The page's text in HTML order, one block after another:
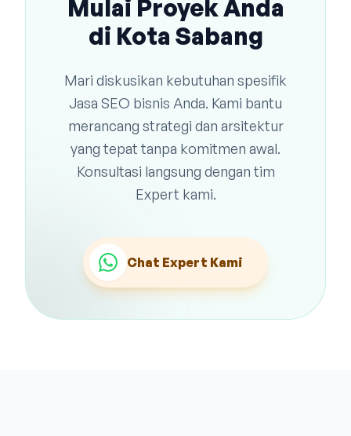
Mulai Proyek Anda
di Kota Sabang
Mari diskusikan kebutuhan spesifik
Jasa SEO bisnis Anda. Kami bantu
merancang strategi dan arsitektur
yang tepat tanpa komitmen awal.
Konsultasi langsung dengan tim
Expert kami.
Chat Expert Kami